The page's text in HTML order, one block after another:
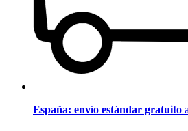
España: envío estándar gratuito